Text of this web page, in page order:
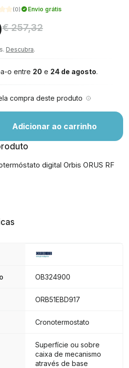
(0) Envio grátis
€ 257,32
Descubra.
o entre 20 e 24 de agosto.
compra deste produto
Adicionar ao carrinho
digital Orbis ORUS RF
OB324900
ORB51EBD917
Cronotermostato
Superfície ou sobre
caixa de mecanismo
através de base